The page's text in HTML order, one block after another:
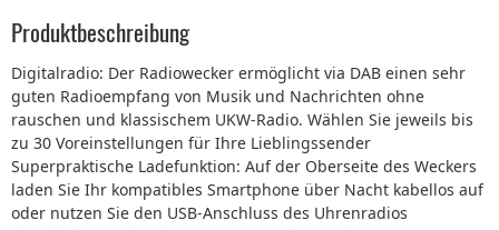
Produktbeschreibung
Digitalradio: Der Radiowecker ermöglicht via DAB einen sehr
guten Radioempfang von Musik und Nachrichten ohne
rauschen und klassischem UKW-Radio. Wählen Sie jeweils bis
zu 30 Voreinstellungen für Ihre Lieblingssender
Superpraktische Ladefunktion: Auf der Oberseite des Weckers
laden Sie Ihr kompatibles Smartphone über Nacht kabellos auf
oder nutzen Sie den USB-Anschluss des Uhrenradios